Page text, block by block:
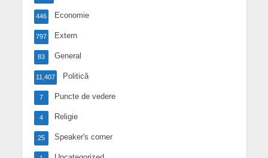
Economie
446
Extern
797
General
83
Politică
11,407
Puncte de vedere
7
Religie
4
Speaker's corner
25